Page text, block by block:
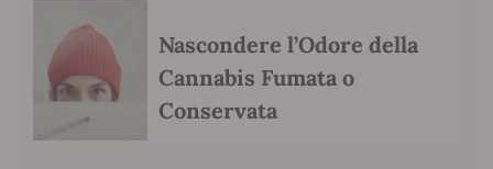
Nascondere l’Odore della
Cannabis Fumata o
Conservata